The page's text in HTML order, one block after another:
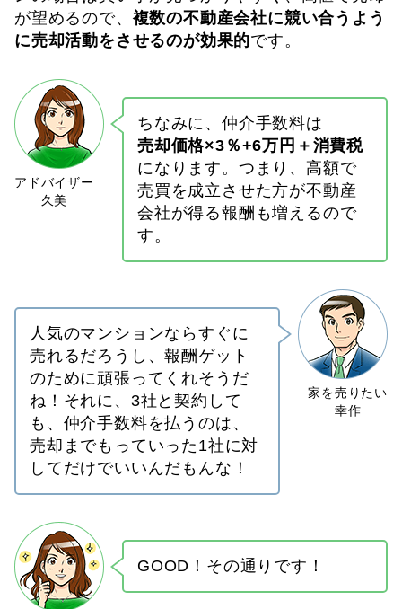
が望めるので、 複数の不動産会社に競い合うよう
に売却活動をさせるのが効果的です。
ちなみに、仲介手数料は
売却価格×3％+6万円＋消費税
になります。つまり、高額で
売買を成立させた方が不動産
会社が得る報酬も増えるので
す。
人気のマンションならすぐに
売れるだろうし、報酬ゲット
のために頑張ってくれそうだ
ね！それに、3社と契約して
も、仲介手数料を払うのは、
売却までもっていった1社に対
してだけでいいんだもんな！
GOOD！その通りです！